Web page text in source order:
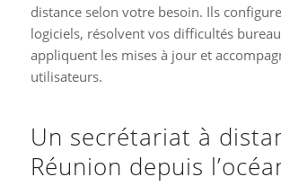
distance selon votre besoin. Ils
logiciels, résolvent vos difficultés
appliquent les mises à jour et
utilisateurs.
Un secrétariat à
Réunion depuis